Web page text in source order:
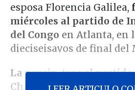
esposa Florencia Galilea,
miércoles al partido de
del Congo en Atlanta, en
dieciseisavos de final del
La pareja, tras el
Chilevisión, medio oficial